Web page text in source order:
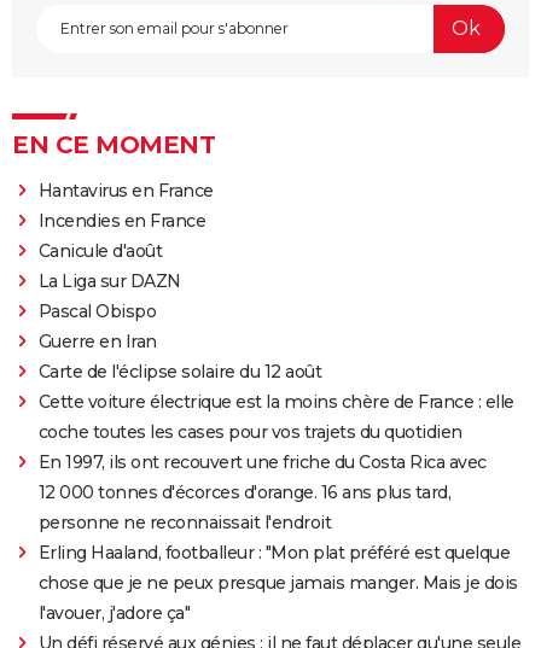
EN CE MOMENT
Hantavirus en France
Incendies en France
Canicule d'août
La Liga sur DAZN
Pascal Obispo
Guerre en Iran
Carte de l'éclipse solaire du 12 août
Cette voiture électrique est la moins chère de France : elle
coche toutes les cases pour vos trajets du quotidien
En 1997, ils ont recouvert une friche du Costa Rica avec
12 000 tonnes d'écorces d'orange. 16 ans plus tard,
personne ne reconnaissait l'endroit
Erling Haaland, footballeur : "Mon plat préféré est quelque
chose que je ne peux presque jamais manger. Mais je dois
l'avouer, j'adore ça"
Un défi réservé aux génies : il ne faut déplacer qu'une seule